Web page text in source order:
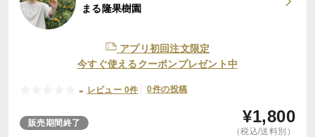
まる隆果樹園
アプリ初回注文限定
今すぐ使えるクーポンプレゼント中
- レビュー 0件 0件の投稿
販売期間終了 ¥1,800
（税込/送料別）